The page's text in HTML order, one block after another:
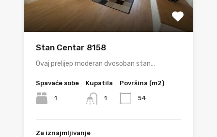
Stan Centar 8158
Ovaj prelijep moderan dvosoban stan…
Spavaće sobe
1
Kupatila
1
Površina (m2)
54
Za iznajmljivanje